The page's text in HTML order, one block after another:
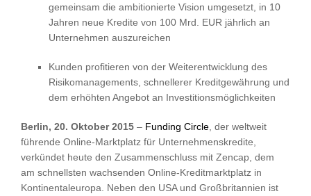
gemeinsam die ambitionierte Vision umgesetzt, in 10
Jahren neue Kredite von 100 Mrd. EUR jährlich an
Unternehmen auszureichen
Kunden profitieren von der Weiterentwicklung des
Risikomanagements, schnellerer Kreditgewährung und
dem erhöhten Angebot an Investitionsmöglichkeiten
Berlin, 20. Oktober 2015 – Funding Circle , der weltweit
führende Online-Marktplatz für Unternehmenskredite,
verkündet heute den Zusammenschluss mit Zencap, dem
am schnellsten wachsenden Online-Kreditmarktplatz in
Kontinentaleuropa. Neben den USA und Großbritannien ist